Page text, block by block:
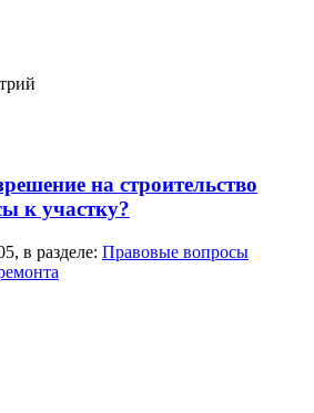
на строительство
к участку?
, в разделе: Правовые вопросы